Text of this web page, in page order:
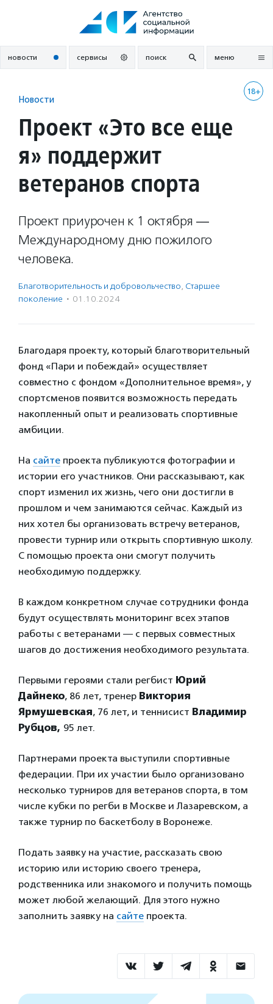
новости сервисы поиск меню
18+
Новости
Проект «Это все еще
я» поддержит
ветеранов спорта
Проект приурочен к 1 октября ―
Международному дню пожилого
человека.
Благотвори­тель­ность и доброволь­чест­во, Старшее
поколение · 01.10.2024
Благодаря проекту, который благотворительный
фонд «Пари и побеждай» осуществляет
совместно с фондом «Дополнительное время», у
спортсменов появится возможность передать
накопленный опыт и реализовать спортивные
амбиции.
На сайте проекта публикуются фотографии и
истории его участников. Они рассказывают, как
спорт изменил их жизнь, чего они достигли в
прошлом и чем занимаются сейчас. Каждый из
них хотел бы организовать встречу ветеранов,
провести турнир или открыть спортивную школу.
С помощью проекта они смогут получить
необходимую поддержку.
В каждом конкретном случае сотрудники фонда
будут осуществлять мониторинг всех этапов
работы с ветеранами ― с первых совместных
шагов до достижения необходимого результата.
Первыми героями стали регбист Юрий
Дайнеко, 86 лет, тренер Виктория
Ярмушевская, 76 лет, и теннисист Владимир
Рубцов, 95 лет.
Партнерами проекта выступили спортивные
федерации. При их участии было организовано
несколько турниров для ветеранов спорта, в том
числе кубки по регби в Москве и Лазаревском, а
также турнир по баскетболу в Воронеже.
Подать заявку на участие, рассказать свою
историю или историю своего тренера,
родственника или знакомого и получить помощь
может любой желающий. Для этого нужно
заполнить заявку на сайте проекта.